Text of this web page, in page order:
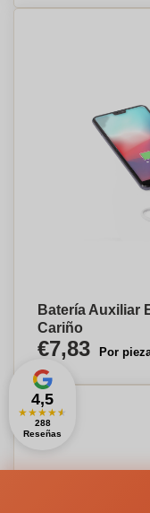
Batería Auxiliar
Cariño
€7,83 Por
4,5
★★★★★
288
Reseñas